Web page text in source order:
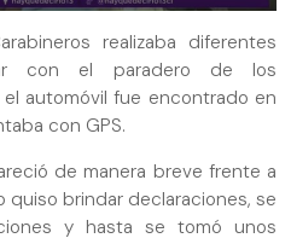
realizaba diferentes
con el paradero de los
automóvil fue encontrado en
con GPS.
de manera breve frente a
quiso brindar declaraciones, se
y hasta se tomó unos